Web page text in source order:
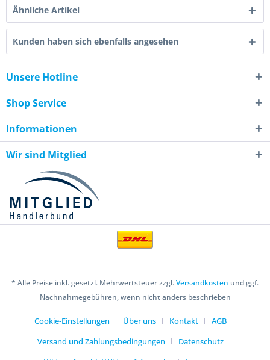
Ähnliche Artikel
Kunden haben sich ebenfalls angesehen
Unsere Hotline
Shop Service
Informationen
Wir sind Mitglied
* Alle Preise inkl. gesetzl. Mehrwertsteuer zzgl.Versandkosten und ggf.
Nachnahmegebühren, wenn nicht anders beschrieben
Cookie-Einstellungen Über uns Kontakt
AGB
Versand und Zahlungsbedingungen
Datenschutz